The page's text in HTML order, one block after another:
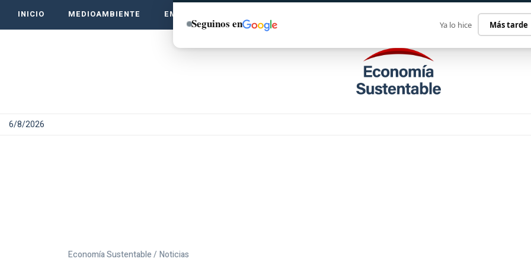
INICIO MEDIOAMBIENTE EMPRENDE VERDE
6/8/2026
Economía Sustentable / Noticias
Seguinos en Ya lo hice Más tarde